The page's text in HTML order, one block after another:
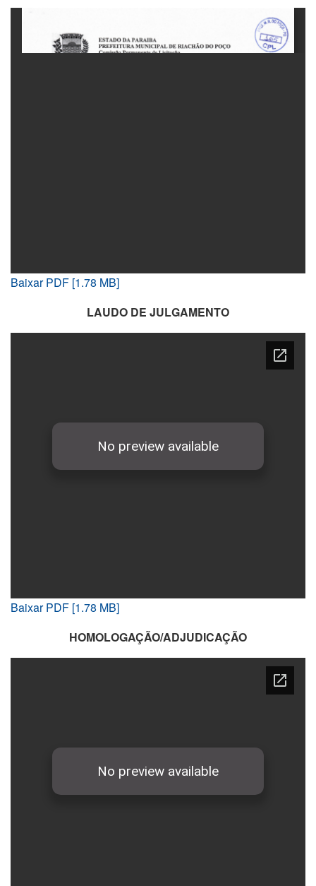
Baixar PDF [1.78 MB]
LAUDO DE JULGAMENTO
Baixar PDF [1.78 MB]
HOMOLOGAÇÃO/ADJUDICAÇÃO